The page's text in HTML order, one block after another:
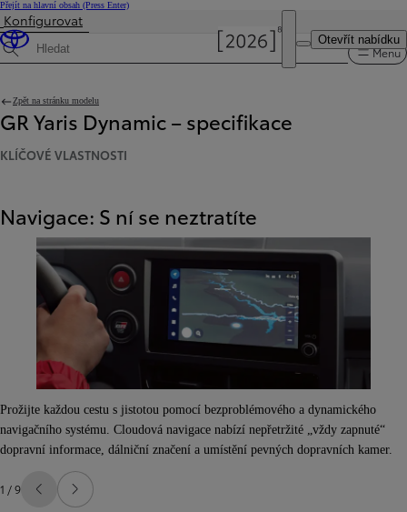
Přejít na hlavní obsah (Press Enter)
Otevřít nabídku
Byla aktualizována cena Cena vaší konfigurace činí 1 150 000 Kč
Konfigurovat
Hledat specifikace Menu
Zpět na stránku modelu
GR Yaris Dynamic – specifikace
KLÍČOVÉ VLASTNOSTI
Navigace: S ní se neztratíte
Prožijte každou cestu s jistotou pomocí bezproblémového a dynamického
navigačního systému. Cloudová navigace nabízí nepřetržité „vždy zapnuté“
dopravní informace, dálniční značení a umístění pevných dopravních kamer.
1 / 9 Předchozí
Další